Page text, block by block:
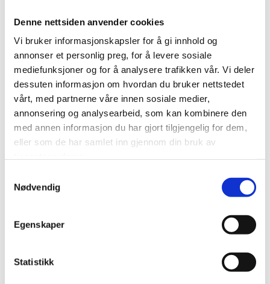
Denne nettsiden anvender cookies
Vi bruker informasjonskapsler for å gi innhold og
annonser et personlig preg, for å levere sosiale
mediefunksjoner og for å analysere trafikken vår. Vi deler
dessuten informasjon om hvordan du bruker nettstedet
vårt, med partnerne våre innen sosiale medier,
annonsering og analysearbeid, som kan kombinere den
med annen informasjon du har gjort tilgjengelig for dem,
eller som de har samlet inn gjennom din bruk av
Nødvendig
Egenskaper
Statistikk
Norway Cup satt bærekraftsarbeidet i system:
Kuttet 40 tonn CO₂ i bespisningen